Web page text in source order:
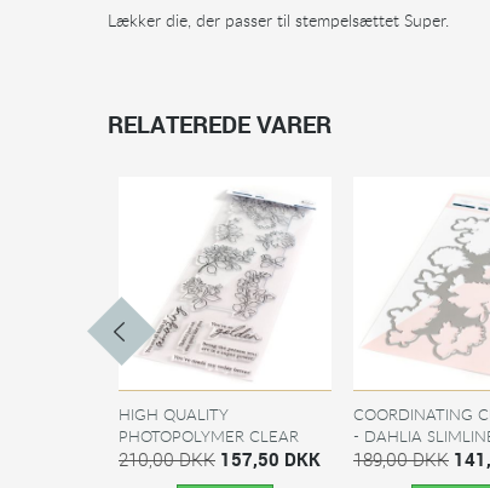
Lækker die, der passer til stempelsættet Super.
RELATEREDE VARER
HIGH QUALITY
PHOTOPOLYMER CLEAR
STAMPS -...
210,00 DKK 157,50 DKK
COORDINATING
- DAHLIA
189,00 DKK